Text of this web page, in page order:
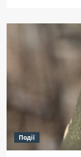
Події